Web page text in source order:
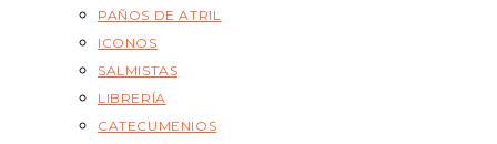
PAÑOS DE ATRIL
ICONOS
SALMISTAS
LIBRERÍA
CATECUMENIOS